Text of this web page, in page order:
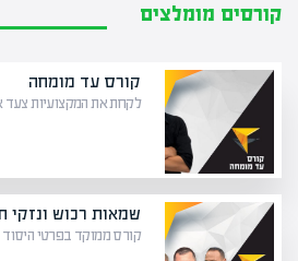
קורסים מומלצים
קורס עד מומחה
לקחת את המקצועיות
שמאות רכוש ונזקי
קורס ממוקד בפרטי